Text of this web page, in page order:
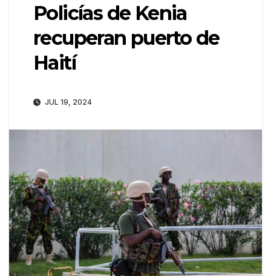
Policías de Kenia
recuperan puerto de
Haití
JUL 19, 2024